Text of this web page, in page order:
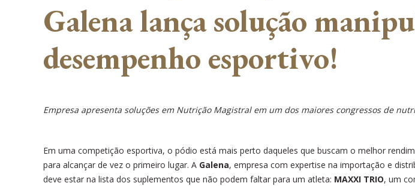
Galena lança solução
desempenho esportivo!
Empresa apresenta soluções em Nutrição Magistral em um dos maiores congressos de
Em uma competição esportiva, o pódio está mais perto daqueles que buscam o melhor
para alcançar de vez o primeiro lugar. A Galena, empresa com expertise na importação e
deve estar na lista dos suplementos que não podem faltar para um atleta: MAXXI TRIO, um